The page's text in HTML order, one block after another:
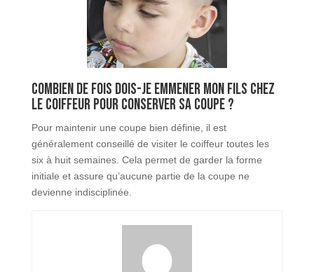
Combien de fois dois-je emmener mon fils chez
le coiffeur pour conserver sa coupe ?
Pour maintenir une coupe bien définie, il est
généralement conseillé de visiter le coiffeur toutes les
six à huit semaines. Cela permet de garder la forme
initiale et assure qu’aucune partie de la coupe ne
devienne indisciplinée.